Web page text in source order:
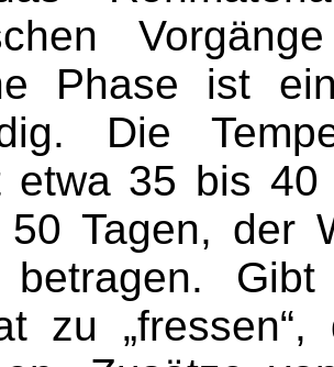
Phase ist
Die
etwa 35 bis 40
Tagen, der
zu